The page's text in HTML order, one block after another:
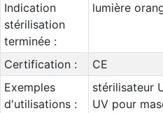
Indication
stérilisation
terminée :
lumière
Certification :
CE
Exemples
d'utilisations :
stérilisateur
UV pour